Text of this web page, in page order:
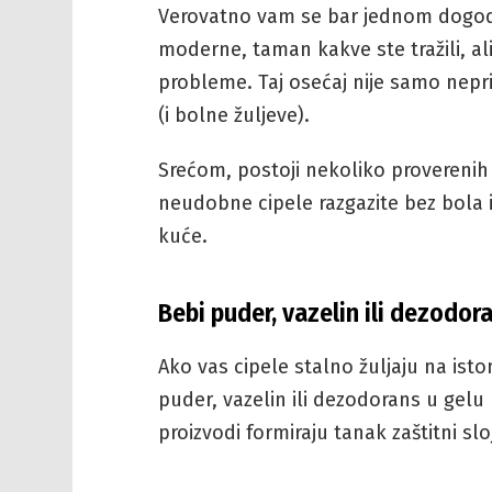
Verovatno vam se bar jednom
moderne, taman kakve ste tražili,
probleme. Taj osećaj nije samo
(i bolne žuljeve).
Srećom, postoji nekoliko
neudobne cipele razgazite bez
kuće.
Bebi puder, vazelin ili
Ako vas cipele stalno žuljaju na
puder, vazelin ili dezodorans u
proizvodi formiraju tanak zaštitni